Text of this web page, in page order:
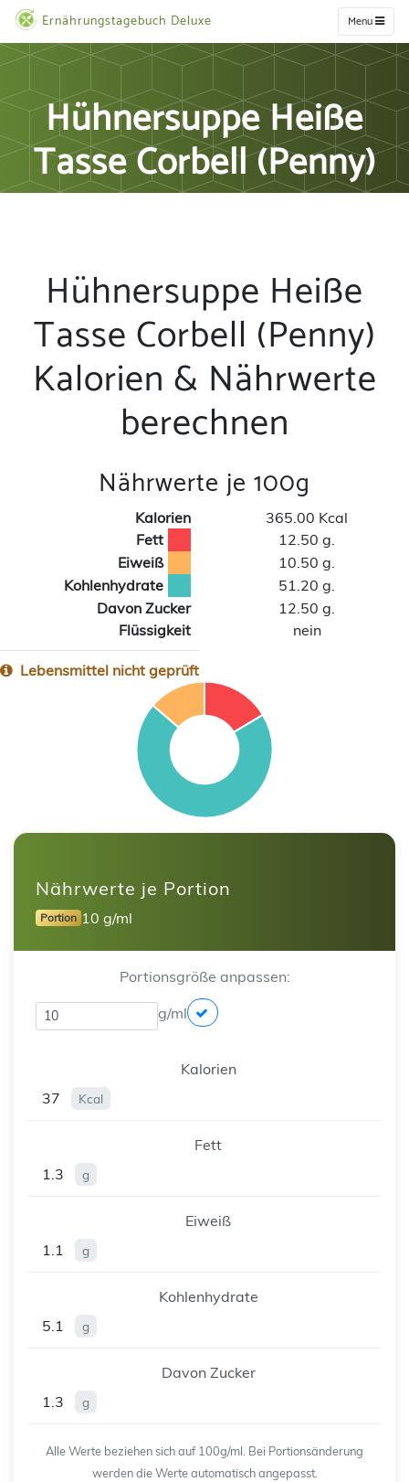
Ernährungstagebuch Deluxe Menu
Hühnersuppe Heiße
Tasse Corbell (Penny)
Hühnersuppe Heiße
Tasse Corbell (Penny)
Kalorien & Nährwerte
berechnen
Nährwerte je 100g
Kalorien
365.00 Kcal
Fett
12.50 g.
Eiweiß
10.50 g.
Kohlenhydrate
51.20 g.
Davon Zucker
12.50 g.
Flüssigkeit
nein
Lebensmittel nicht geprüft
Nährwerte je Portion
Portion 10 g/ml
Portionsgröße anpassen:
g/ml
Kalorien
37
Kcal
Fett
1.3
g
Eiweiß
1.1
g
Kohlenhydrate
5.1
g
Davon Zucker
1.3
g
Alle Werte beziehen sich auf 100g/ml. Bei Portionsänderung
werden die Werte automatisch angepasst.